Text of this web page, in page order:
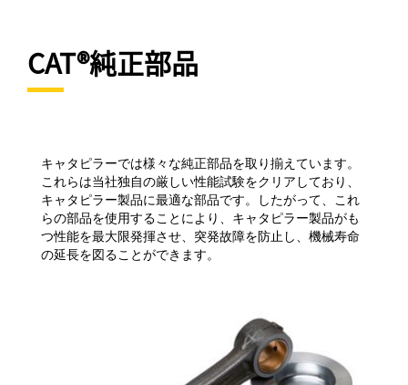
CAT®純正部品
キャタピラーでは様々な純正部品を取り揃えています。
これらは当社独自の厳しい性能試験をクリアしており、
キャタピラー製品に最適な部品です。したがって、これ
らの部品を使用することにより、キャタピラー製品がも
つ性能を最大限発揮させ、突発故障を防止し、機械寿命
の延長を図ることができます。